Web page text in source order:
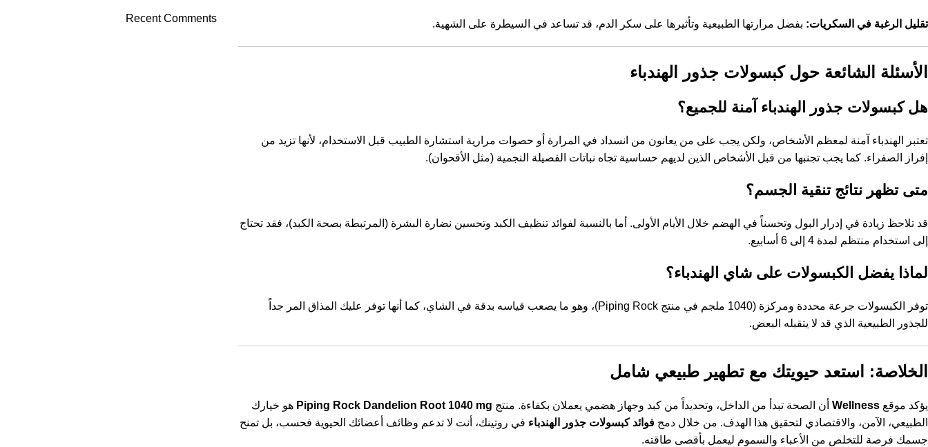
تقليل الرغبة في السكريات: بفضل مرارتها الطبيعية وتأثيرها على سكر الدم، قد تساعد في السيطرة على الشهية.
الأسئلة الشائعة حول كبسولات جذور الهندباء
هل كبسولات جذور الهندباء آمنة للجميع؟
تعتبر الهندباء آمنة لمعظم الأشخاص، ولكن يجب على من يعانون من انسداد في المرارة أو حصوات مرارية استشارة الطبيب قبل الاستخدام، لأنها تزيد من
إفراز الصفراء. كما يجب تجنبها من قبل الأشخاص الذين لديهم حساسية تجاه نباتات الفصيلة النجمية (مثل الأقحوان).
متى تظهر نتائج تنقية الجسم؟
قد تلاحظ زيادة في إدرار البول وتحسناً في الهضم خلال الأيام الأولى. أما بالنسبة لفوائد تنظيف الكبد وتحسين نضارة البشرة (المرتبطة بصحة الكبد)، فقد تحتاج
إلى استخدام منتظم لمدة 4 إلى 6 أسابيع.
لماذا يفضل الكبسولات على شاي الهندباء؟
توفر الكبسولات جرعة محددة ومركزة (1040 ملجم في منتج Piping Rock)، وهو ما يصعب قياسه بدقة في الشاي، كما أنها توفر عليك المذاق المر جداً
للجذور الطبيعية الذي قد لا يتقبله البعض.
الخلاصة: استعد حيويتك مع تطهير طبيعي شامل
يؤكد موقع Wellness أن الصحة تبدأ من الداخل، وتحديداً من كبد وجهاز هضمي يعملان بكفاءة. منتج Piping Rock Dandelion Root 1040 mg هو خيارك
الطبيعي، الآمن، والاقتصادي لتحقيق هذا الهدف. من خلال دمج فوائد كبسولات جذور الهندباء في روتينك، أنت لا تدعم وظائف أعضائك الحيوية فحسب، بل تمنح
جسمك فرصة للتخلص من الأعباء والسموم ليعمل بأقصى طاقته.
Recent Comments